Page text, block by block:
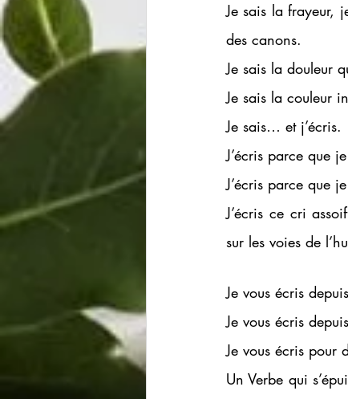
Je sais la frayeur,
des canons.
Je sais la douleur
Je sais la couleur
Je sais… et j’écris.
J’écris parce que
J’écris parce que
J’écris ce cri
sur les voies de
Je vous écris
Je vous écris
Je vous écris pour
Un Verbe qui